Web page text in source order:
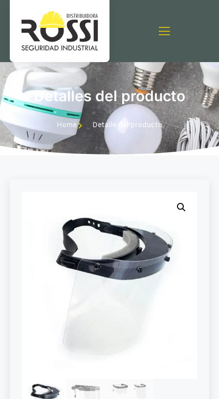
Detalles del producto
Home Detalle del producto